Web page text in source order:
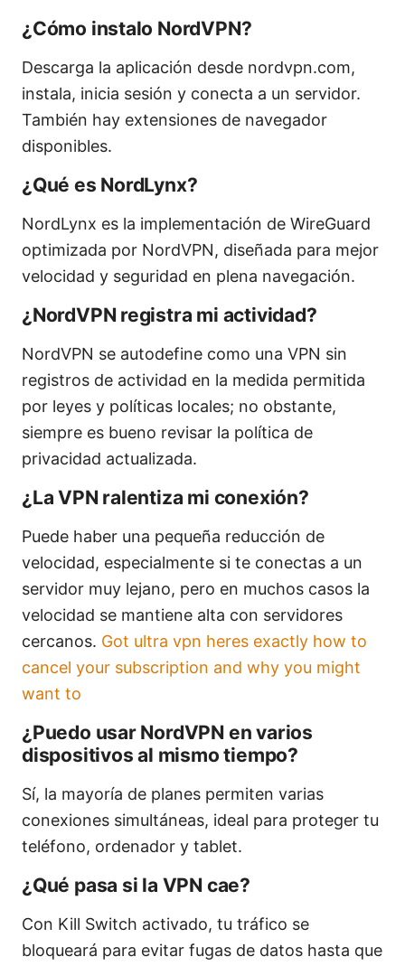
¿Cómo instalo NordVPN?
Descarga la aplicación desde nordvpn.com,
instala, inicia sesión y conecta a un servidor.
También hay extensiones de navegador
disponibles.
¿Qué es NordLynx?
NordLynx es la implementación de WireGuard
optimizada por NordVPN, diseñada para mejor
velocidad y seguridad en plena navegación.
¿NordVPN registra mi actividad?
NordVPN se autodefine como una VPN sin
registros de actividad en la medida permitida
por leyes y políticas locales; no obstante,
siempre es bueno revisar la política de
privacidad actualizada.
¿La VPN ralentiza mi conexión?
Puede haber una pequeña reducción de
velocidad, especialmente si te conectas a un
servidor muy lejano, pero en muchos casos la
velocidad se mantiene alta con servidores
cercanos. Got ultra vpn heres exactly how to
cancel your subscription and why you might
want to
¿Puedo usar NordVPN en varios
dispositivos al mismo tiempo?
Sí, la mayoría de planes permiten varias
conexiones simultáneas, ideal para proteger tu
teléfono, ordenador y tablet.
¿Qué pasa si la VPN cae?
Con Kill Switch activado, tu tráfico se
bloqueará para evitar fugas de datos hasta que